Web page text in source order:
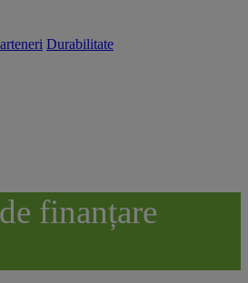
Durabilitate
finanțare